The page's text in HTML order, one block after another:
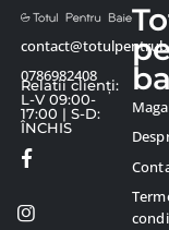
0786982408
Relatii clienți:
L-V 09:00-
17:00 | S-D:
ÎNCHIS